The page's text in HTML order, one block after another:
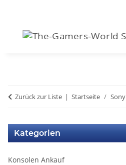
Zurück zur Liste Startseite Sony
Kategorien
Konsolen Ankauf